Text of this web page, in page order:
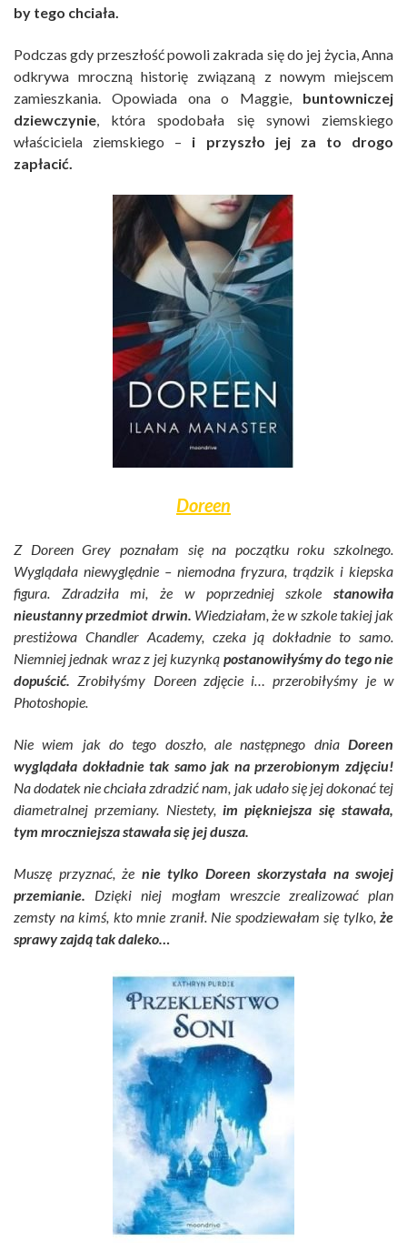
by tego chciała.
Podczas gdy przeszłość powoli zakrada się do jej życia, Anna
odkrywa mroczną historię związaną z nowym miejscem
zamieszkania. Opowiada ona o Maggie, buntowniczej
dziewczynie, która spodobała się synowi ziemskiego
właściciela ziemskiego – i przyszło jej za to drogo
zapłacić.
Doreen
Z Doreen Grey poznałam się na początku roku szkolnego.
Wyglądała niewyględnie – niemodna fryzura, trądzik i kiepska
figura. Zdradziła mi, że w poprzedniej szkole stanowiła
nieustanny przedmiot drwin. Wiedziałam, że w szkole takiej jak
prestiżowa Chandler Academy, czeka ją dokładnie to samo.
Niemniej jednak wraz z jej kuzynką postanowiłyśmy do tego nie
dopuścić. Zrobiłyśmy Doreen zdjęcie i… przerobiłyśmy je w
Photoshopie.
Nie wiem jak do tego doszło, ale następnego dnia Doreen
wyglądała dokładnie tak samo jak na przerobionym zdjęciu!
Na dodatek nie chciała zdradzić nam, jak udało się jej dokonać tej
diametralnej przemiany. Niestety, im piękniejsza się stawała,
tym mroczniejsza stawała się jej dusza.
Muszę przyznać, że nie tylko Doreen skorzystała na swojej
przemianie. Dzięki niej mogłam wreszcie zrealizować plan
zemsty na kimś, kto mnie zranił. Nie spodziewałam się tylko, że
sprawy zajdą tak daleko…